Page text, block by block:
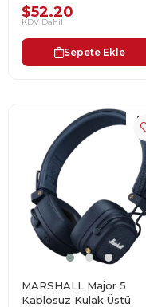
$52.20
KDV Dahil
Sepete Ekle
MARSHALL Major 5
Kablosuz Kulak Üstü